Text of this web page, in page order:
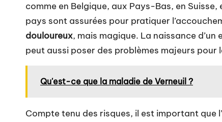
comme en Belgique, aux Pays-Bas, en
pays sont assurées pour pratiquer
douloureux, mais magique. La naissance
peut aussi poser des problèmes majeurs pour
Qu'est-ce que la maladie de Verneuil ?
Compte tenu des risques, il est important que